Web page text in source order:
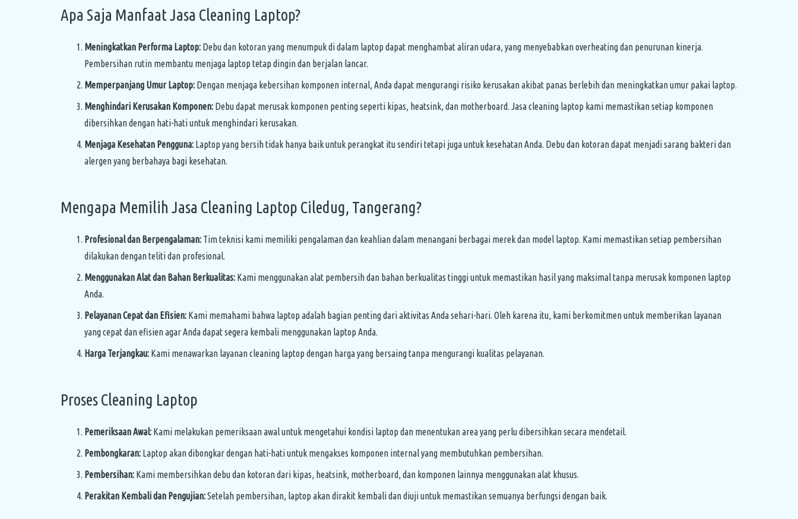
Apa Saja Manfaat Jasa Cleaning Laptop?
Meningkatkan Performa Laptop: Debu dan kotoran yang menumpuk di dalam laptop dapat menghambat aliran udara, yang menyebabkan overheating dan penurunan kinerja.
Pembersihan rutin membantu menjaga laptop tetap dingin dan berjalan lancar.
Memperpanjang Umur Laptop: Dengan menjaga kebersihan komponen internal, Anda dapat mengurangi risiko kerusakan akibat panas berlebih dan meningkatkan umur pakai laptop.
Menghindari Kerusakan Komponen: Debu dapat merusak komponen penting seperti kipas, heatsink, dan motherboard. Jasa cleaning laptop kami memastikan setiap komponen
dibersihkan dengan hati-hati untuk menghindari kerusakan.
Menjaga Kesehatan Pengguna: Laptop yang bersih tidak hanya baik untuk perangkat itu sendiri tetapi juga untuk kesehatan Anda. Debu dan kotoran dapat menjadi sarang bakteri dan
alergen yang berbahaya bagi kesehatan.
Mengapa Memilih Jasa Cleaning Laptop Ciledug, Tangerang?
Profesional dan Berpengalaman: Tim teknisi kami memiliki pengalaman dan keahlian dalam menangani berbagai merek dan model laptop. Kami memastikan setiap pembersihan
dilakukan dengan teliti dan profesional.
Menggunakan Alat dan Bahan Berkualitas: Kami menggunakan alat pembersih dan bahan berkualitas tinggi untuk memastikan hasil yang maksimal tanpa merusak komponen laptop
Anda.
Pelayanan Cepat dan Efisien: Kami memahami bahwa laptop adalah bagian penting dari aktivitas Anda sehari-hari. Oleh karena itu, kami berkomitmen untuk memberikan layanan
yang cepat dan efisien agar Anda dapat segera kembali menggunakan laptop Anda.
Harga Terjangkau: Kami menawarkan layanan cleaning laptop dengan harga yang bersaing tanpa mengurangi kualitas pelayanan.
Proses Cleaning Laptop
Pemeriksaan Awal: Kami melakukan pemeriksaan awal untuk mengetahui kondisi laptop dan menentukan area yang perlu dibersihkan secara mendetail.
Pembongkaran: Laptop akan dibongkar dengan hati-hati untuk mengakses komponen internal yang membutuhkan pembersihan.
Pembersihan: Kami membersihkan debu dan kotoran dari kipas, heatsink, motherboard, dan komponen lainnya menggunakan alat khusus.
Perakitan Kembali dan Pengujian:Setelah pembersihan, laptop akan dirakit kembali dan diuji untuk memastikan semuanya berfungsi dengan baik.